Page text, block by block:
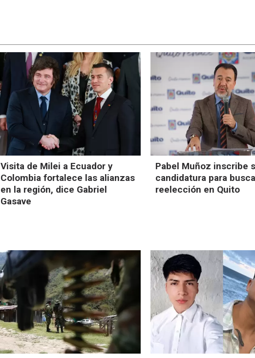
Visita de Milei a Ecuador y
Colombia fortalece las alianzas
en la región, dice Gabriel
Gasave
Pabel Muñoz inscribe
candidatura para
reelección en Quito